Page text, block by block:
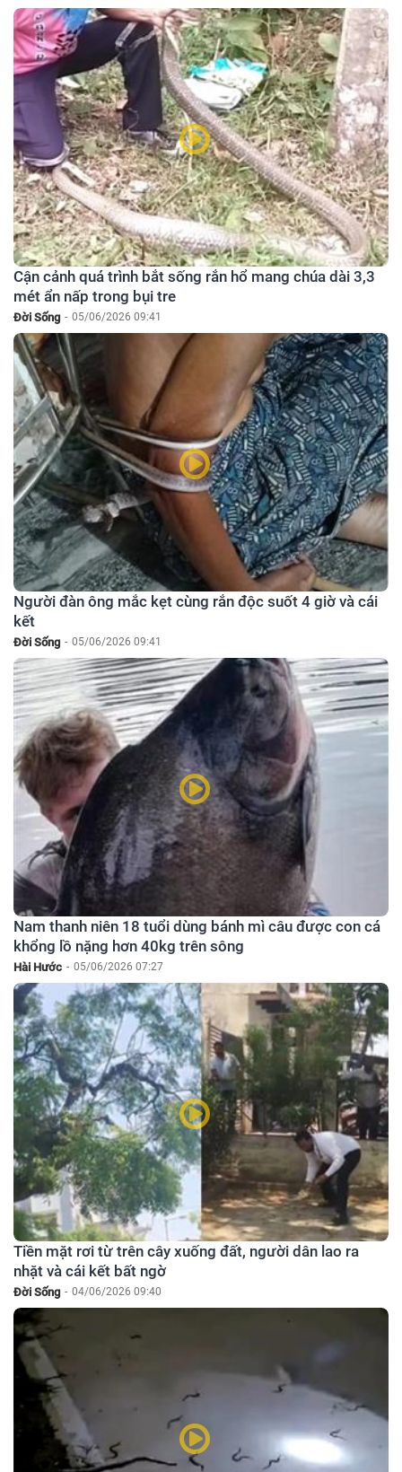
Cận cảnh quá trình bắt sống rắn hổ mang chúa dài 3,3
mét ẩn nấp trong bụi tre
Đời Sống - 05/06/2026 09:41
Người đàn ông mắc kẹt cùng rắn độc suốt 4 giờ và cái
kết
Đời Sống - 05/06/2026 09:41
Nam thanh niên 18 tuổi dùng bánh mì câu được con cá
khổng lồ nặng hơn 40kg trên sông
Hài Hước - 05/06/2026 07:27
Tiền mặt rơi từ trên cây xuống đất, người dân lao ra
nhặt và cái kết bất ngờ
Đời Sống - 04/06/2026 09:40